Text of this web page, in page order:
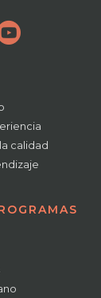
calidad